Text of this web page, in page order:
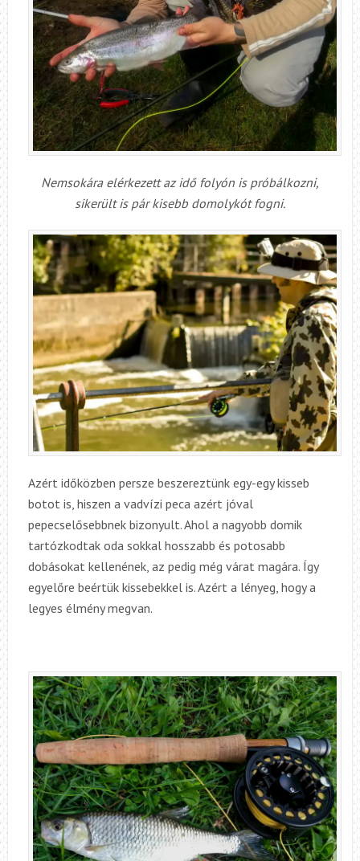
Nemsokára elérkezett az idő folyón is próbálkozni,
sikerült is pár kisebb domolykót fogni.
Azért időközben persze beszereztünk egy-egy kisseb
botot is, hiszen a vadvízi peca azért jóval
pepecselősebbnek bizonyult. Ahol a nagyobb domik
tartózkodtak oda sokkal hosszabb és potosabb
dobásokat kellenének, az pedig még várat magára. Így
egyelőre beértük kissebekkel is. Azért a lényeg, hogy a
legyes élmény megvan.